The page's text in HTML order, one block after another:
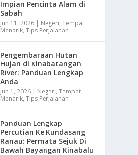
Impian Pencinta Alam di
Sabah
Jun 11, 2026 | Negeri,Tempat
Menarik,Tips Perjalanan
Pengembaraan Hutan
Hujan di Kinabatangan
River: Panduan Lengkap
Anda
Jun 1, 2026 | Negeri,Tempat
Menarik,Tips Perjalanan
Panduan Lengkap
Percutian Ke Kundasang
Ranau: Permata Sejuk Di
Bawah Bayangan Kinabalu